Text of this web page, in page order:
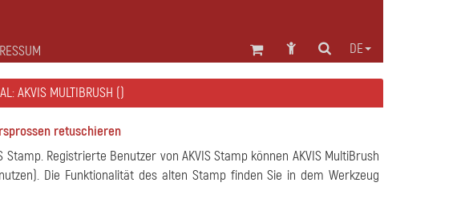
DE
AKVIS MULTIBRUSH ()
retuschieren
Registrierte Benutzer von AKVIS Stamp können AKVIS MultiBrush
Die Funktionalität des alten Stamp finden Sie in dem Werkzeug